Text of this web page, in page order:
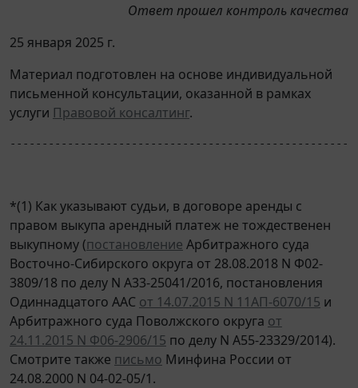
Ответ прошел контроль качества
25 января 2025 г.
Материал подготовлен на основе индивидуальной
письменной консультации, оказанной в рамках
услуги Правовой консалтинг.
*(1) Как указывают судьи, в договоре аренды с
правом выкупа арендный платеж не тождественен
выкупному (постановление Арбитражного суда
Восточно-Сибирского округа от 28.08.2018 N Ф02-
3809/18 по делу N А33-25041/2016, постановления
Одиннадцатого ААС от 14.07.2015 N 11АП-6070/15 и
Арбитражного суда Поволжского округа от
24.11.2015 N Ф06-2906/15 по делу N А55-23329/2014).
Смотрите также письмо Минфина России от
24.08.2000 N 04-02-05/1.